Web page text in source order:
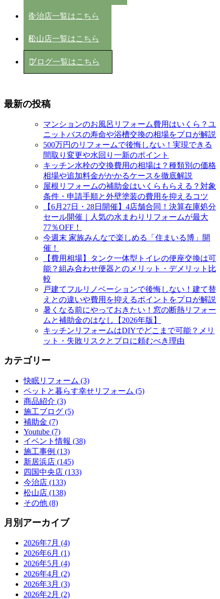
今治店一覧はこちら
松山店一覧はこちら
ブログ一覧はこちら
最新の投稿
マンションのお風呂リフォーム費用はいくら？ユ
ニットバスの寿命や浴槽交換の相場をプロが解説
500万円のリフォームで後悔しない！実現できる
間取り変更や水回り一新のポイント
キッチン水栓の交換費用の相場は？種類別の価格
相場や追加料金がかかるケースを徹底解説
屋根リフォームの補助金はいくらもらえる？対象
条件・申請手順と外壁塗装の費用を抑えるコツ
【6月27日・28日開催】4店舗合同！決算在庫処分
セール開催｜人気の水まわりリフォームが最大
77％OFF！
今週末 家族みんなで楽しめる「住まいる博」開
催！
【費用相場】タンク一体型トイレの便座交換は可
能？組み合わせ便器とのメリット・デメリット比
較
戸建てフルリノベーションで後悔しない！建て替
えとの違いや費用を抑えるポイントをプロが解説
暑くなる前にやっておきたい！窓の断熱リフォー
ムと補助金のはなし【2026年版】
キッチンリフォームはDIYでどこまで可能？メリ
ット・失敗リスクとプロに頼むべき理由
カテゴリー
快眠リフォーム (3)
ペットと暮らす幸せリフォーム (5)
商品紹介 (3)
施工ブログ (5)
補助金 (7)
Youtube (7)
イベント情報 (38)
施工事例 (13)
新居浜店 (145)
四国中央店 (133)
今治店 (133)
松山店 (138)
その他 (8)
月別アーカイブ
2026年7月 (4)
2026年6月 (1)
2026年5月 (4)
2026年4月 (2)
2026年3月 (3)
2026年2月 (2)